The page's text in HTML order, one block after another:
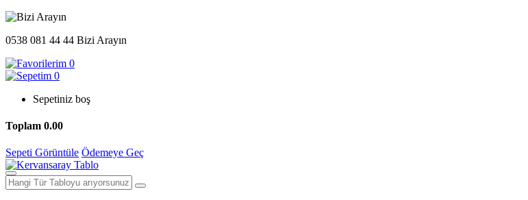
0538 081 44 44 Bizi Arayın
0
0
Sepetiniz boş
Toplam 0.00
Sepeti Görüntüle Ödemeye Geç